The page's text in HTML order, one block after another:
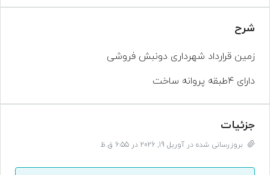
شرح
زمین قرارداد شهرداری دونبش فروشی
دارای ۴طبقه پروانه ساخت
جزئیات
بروزرسانی شده در آوریل 19, 2026 در 6:55 ق.ظ